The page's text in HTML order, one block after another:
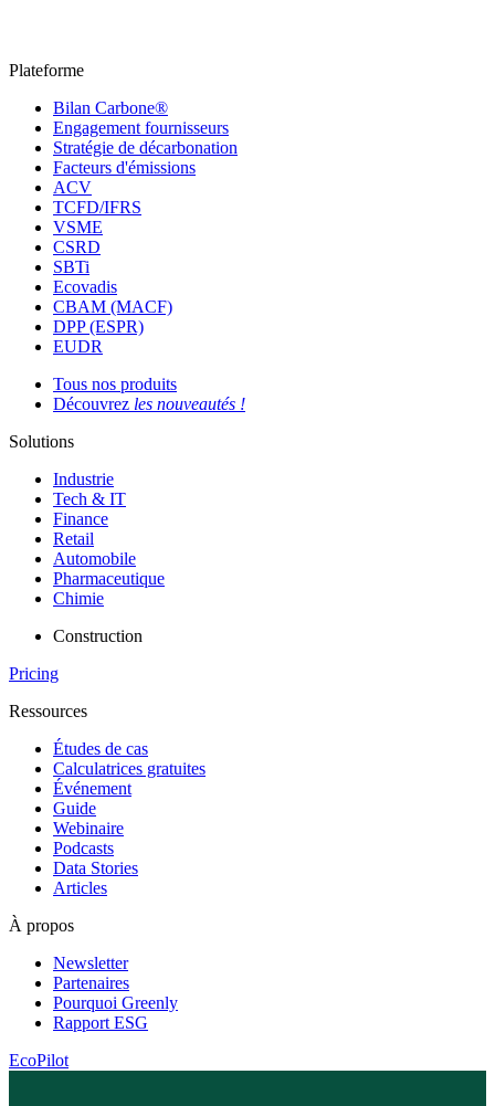
Plateforme
Bilan Carbone®
Engagement fournisseurs
Stratégie de décarbonation
Facteurs d'émissions
ACV
TCFD/IFRS
VSME
CSRD
SBTi
Ecovadis
CBAM (MACF)
DPP (ESPR)
EUDR
Tous nos produits
Découvrez les nouveautés !
Solutions
Industrie
Tech & IT
Finance
Retail
Automobile
Pharmaceutique
Chimie
Construction
Pricing
Ressources
Études de cas
Calculatrices gratuites
Événement
Guide
Webinaire
Podcasts
Data Stories
Articles
À propos
Newsletter
Partenaires
Pourquoi Greenly
Rapport ESG
EcoPilot